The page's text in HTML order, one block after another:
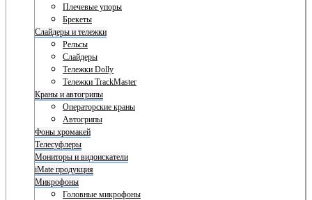
Плечевые упоры
Брекеты
Слайдеры и тележки
Рельсы
Слайдеры
Тележки Dolly
Тележки TrackMaster
Краны и автогрипы
Операторские краны
Автогрипы
Фоны хромакей
Телесуфлеры
Мониторы и видоискатели
iMate продукция
Микрофоны
Головные микрофоны